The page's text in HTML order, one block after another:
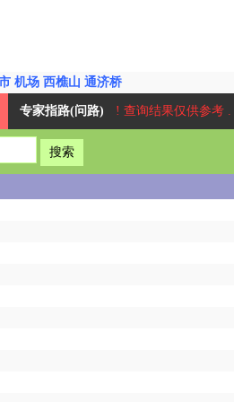
机场 西樵山 通济桥
专家指路(问路) ! 查询结果仅供参考 .